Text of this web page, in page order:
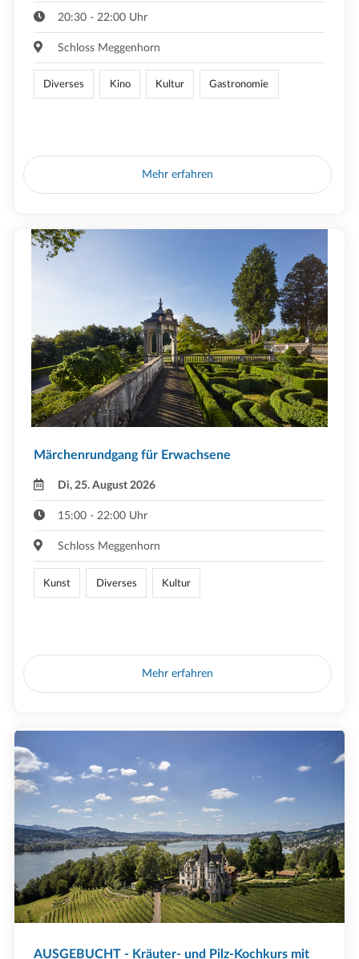
20:30 - 22:00 Uhr
Schloss Meggenhorn
Diverses Kino Kultur Gastronomie
Mehr erfahren
Märchenrundgang für Erwachsene
Di, 25. August 2026
15:00 - 22:00 Uhr
Schloss Meggenhorn
Kunst Diverses Kultur
Mehr erfahren
AUSGEBUCHT - Kräuter- und Pilz-Kochkurs mit